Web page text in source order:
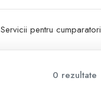
Servicii pentru cumparatori
0 rezultate